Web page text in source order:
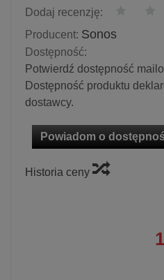
Dodaj recenzję:
Producent: Sonos
Dostępność:
Potwierdź dostępność
Dostępność produktu
dostawcy.
Powiadom o
Historia ceny